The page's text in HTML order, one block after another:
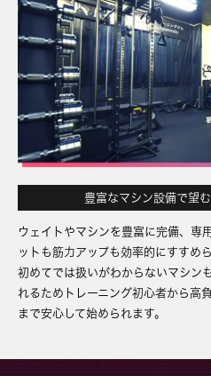
豊富なマシン設備で望
ウェイトやマシンを豊富に完備、専
ットも筋力アップも効率的にすすめ
初めてでは扱いがわからないマシン
れるためトレーニング初心者から高
まで安心して始められます。